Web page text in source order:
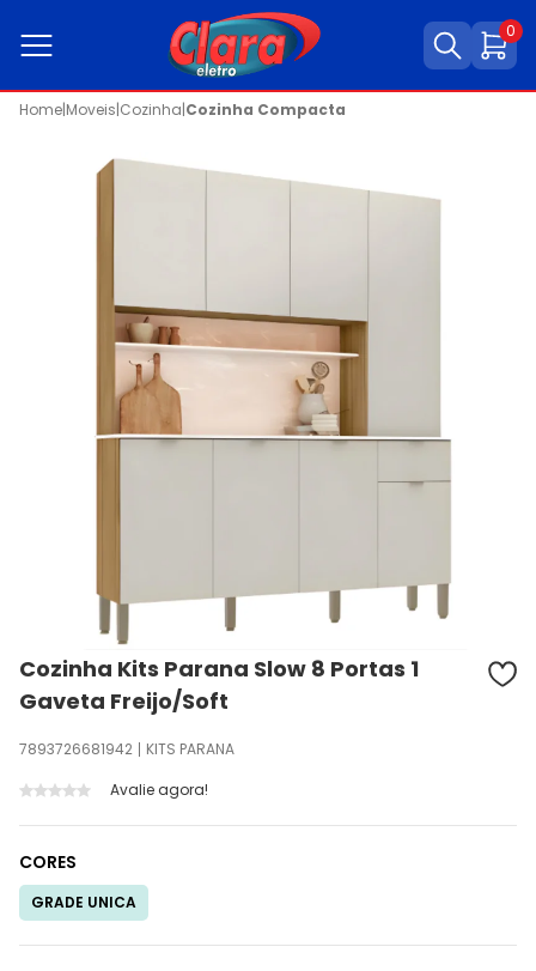
0
Home|Moveis|Cozinha|Cozinha Compacta
Cozinha Kits Parana Slow 8 Portas 1
Gaveta Freijo/Soft
7893726681942
KITS PARANA
Avalie agora!
CORES
GRADE UNICA